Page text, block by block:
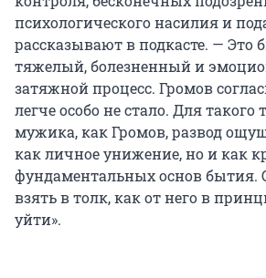
психологического насилия и
рассказывают в подкасте. —
тяжелый, болезненный и
затяжной процесс. Громов
легче особо не стало. Для такого
мужика, как Громов, развод
как личное унижение, но и как
фундаментальных основ бытия.
взять в толк, как от него в
уйти».